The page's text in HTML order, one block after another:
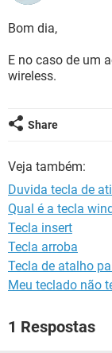
GUIA DE COMPRAS
INSTAGRAM
CELULAR
OUTLOOK
INSTAGRAM
JOGOS
OUTLOOK
GUIA DE COMPRAS
Bom dia,
E no caso de um
wireless.
Share
Veja também:
Duvida tecla de
Qual é a tecla
Tecla insert
Tecla arroba
Tecla de atalho
Meu teclado não
1 Respostas